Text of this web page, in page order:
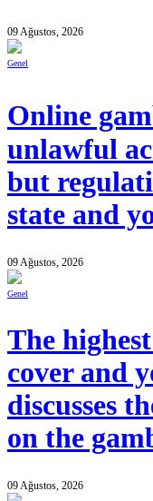
09 Ağustos, 2026
Genel
Online
unlawful
but
state and
09 Ağustos, 2026
Genel
The
cover and
discusses
on the
09 Ağustos, 2026